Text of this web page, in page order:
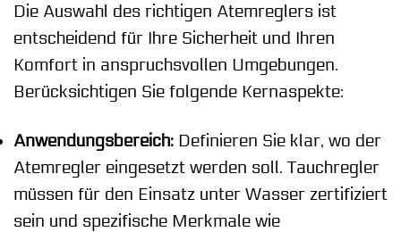
Die Auswahl des richtigen Atemreglers ist
entscheidend für Ihre Sicherheit und Ihren
Komfort in anspruchsvollen Umgebungen.
Berücksichtigen Sie folgende Kernaspekte:
Anwendungsbereich: Definieren Sie klar, wo der
Atemregler eingesetzt werden soll. Tauchregler
müssen für den Einsatz unter Wasser zertifiziert
sein und spezifische Merkmale wie